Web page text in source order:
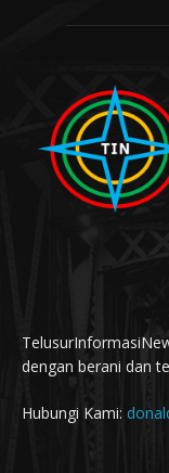
dengan berani dan
Hubungi Kami: